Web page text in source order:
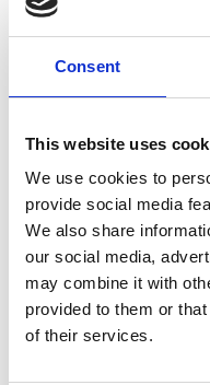
Consent
This website uses
We use cookies to
provide social media
We also share
our social media,
may combine it with
provided to them or
of their services.
Sonia Alcaraz como
Sonia Alcaraz cuenta
el ámbito de los
de talento nacional e
integral de proyectos
ámbito de los recursos
David Andrés, director
comenta: “ Estamos
Sonia a nuestro
fundamentales para
crecimiento,
compañía”.